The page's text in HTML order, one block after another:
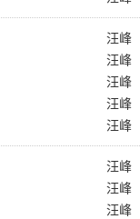
汪峰
汪峰
汪峰
汪峰
汪峰
汪峰
汪峰
汪峰